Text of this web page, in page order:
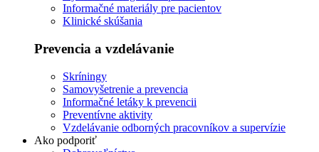
Informačné materiály pre pacientov
Klinické skúšania
Prevencia a vzdelávanie
Skríningy
Samovyšetrenie a prevencia
Informačné letáky k prevencii
Preventívne aktivity
Vzdelávanie odborných pracovníkov a supervízie
Ako podporiť